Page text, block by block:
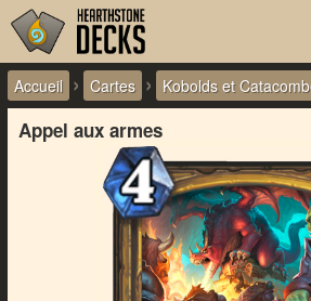
Accueil › Cartes › Kobolds et
Appel aux armes